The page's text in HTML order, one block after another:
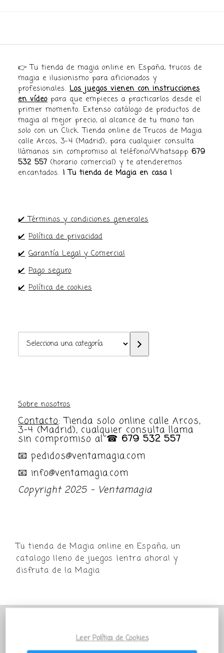
👉 Tu tienda de magia online en España, trucos de
magia e ilusionismo para aficionados y
profesionales. Los juegos vienen con instrucciones
en vídeo para que empieces a practicarlos desde el
primer momento. Extenso catálogo de productos de
magia al mejor precio, al alcance de tu mano tan
solo con un Click. Tienda online de Trucos de Magia
calle Arcos, 3-4 (Madrid), para cualquier consulta
llámanos sin compromiso al teléfono/Whatsapp 679
532 557 (horario comercial) y te atenderemos
encantados. ¡ Tu tienda de Magia en casa !
✔️ Términos y condiciones generales
✔️ Política de privacidad
✔️ Garantía Legal y Comercial
✔️ Pago seguro
✔️ Política de cookies
Selecciona
una
Sobre nosotros
Contacto: Tienda solo online calle Arcos,
3-4 (Madrid), cualquier consulta llama
sin compromiso al ☎ 679 532 557
📧 pedidos@ventamagia.com
📧 info@ventamagia.com
Copyright 2025 - Ventamagia
Tu tienda de Magia online en España, un
catalogo lleno de juegos ¡entra ahora! y
disfruta de la Magia
VENTAMAGIA PERMANECERÁ PARADA
TEMPORALMENTE Todos los pedidos que salgan
Leer Política de Cookies